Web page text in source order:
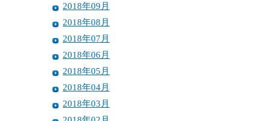
2018年09月
2018年08月
2018年07月
2018年06月
2018年05月
2018年04月
2018年03月